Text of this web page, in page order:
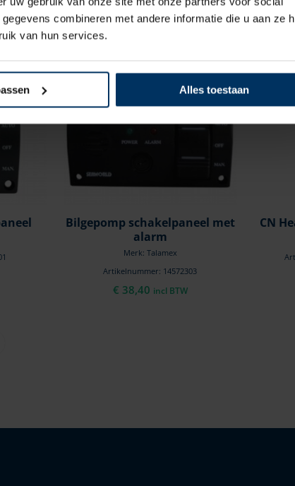
combineren met andere informatie die u aan ze
van hun services.
Alles toestaan
Bilgepomp schakelpaneel met
alarm
Merk: Talamex
Artikelnummer: 14572303
€ 38,40 incl BTW
CN